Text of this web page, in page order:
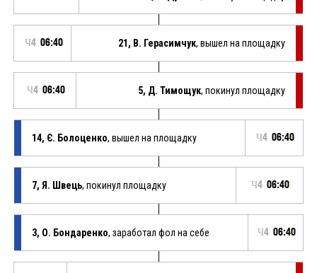
Ч4 06:40 21, В. Герасимчук, вышел на площадку
Ч4 06:40 5, Д. Тимощук, покинул площадку
14, Є. Болоценко, вышел на площадку Ч4 06:40
7, Я. Швець, покинул площадку Ч4 06:40
3, О. Бондаренко, заработал фол на себе Ч4 06:40